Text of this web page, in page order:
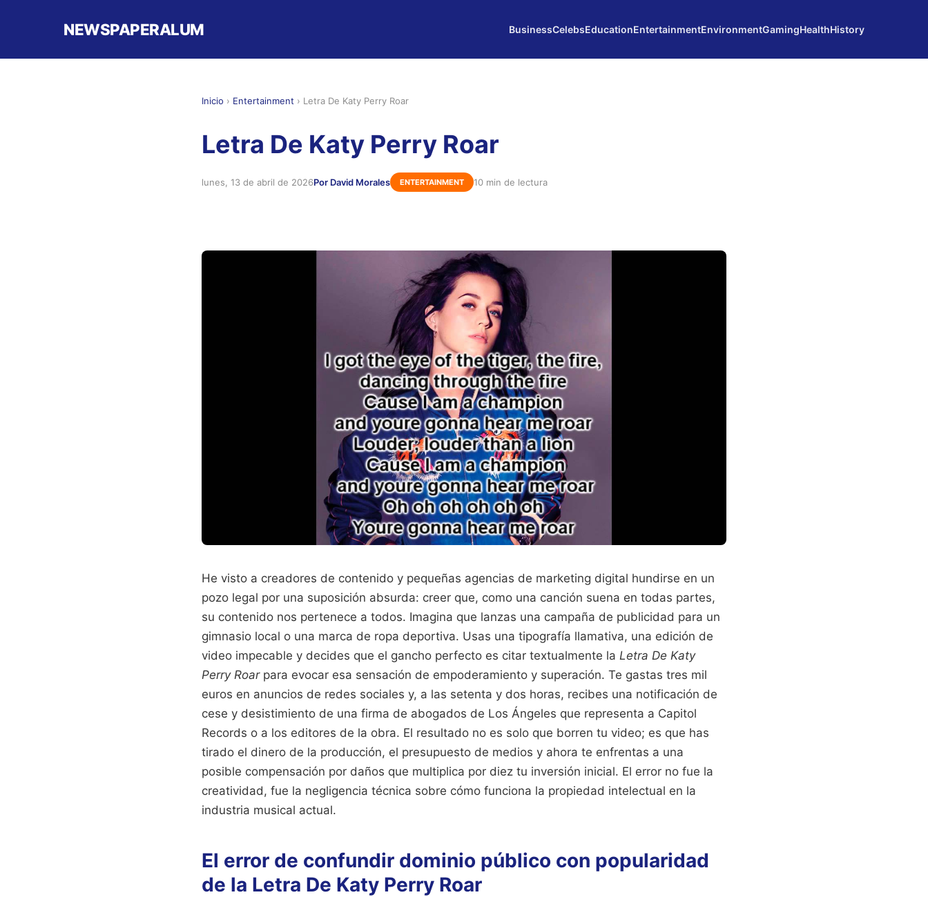
NEWSPAPERALUM BusinessCelebsEducationEntertainmentEnvironmentGamingHealthHistory
Inicio › Entertainment › Letra De Katy Perry Roar
Letra De Katy Perry Roar
lunes, 13 de abril de 2026Por David Morales ENTERTAINMENT 10 min de lectura
He visto a creadores de contenido y pequeñas agencias de marketing digital hundirse en un
pozo legal por una suposición absurda: creer que, como una canción suena en todas partes,
su contenido nos pertenece a todos. Imagina que lanzas una campaña de publicidad para un
gimnasio local o una marca de ropa deportiva. Usas una tipografía llamativa, una edición de
video impecable y decides que el gancho perfecto es citar textualmente la Letra De Katy
Perry Roarpara evocar esa sensación de empoderamiento y superación. Te gastas tres mil
euros en anuncios de redes sociales y, a las setenta y dos horas, recibes una notificación de
cese y desistimiento de una firma de abogados de Los Ángeles que representa a Capitol
Records o a los editores de la obra. El resultado no es solo que borren tu video; es que has
tirado el dinero de la producción, el presupuesto de medios y ahora te enfrentas a una
posible compensación por daños que multiplica por diez tu inversión inicial. El error no fue la
creatividad, fue la negligencia técnica sobre cómo funciona la propiedad intelectual en la
industria musical actual.
El error de confundir dominio público con popularidad
de la Letra De Katy Perry Roar